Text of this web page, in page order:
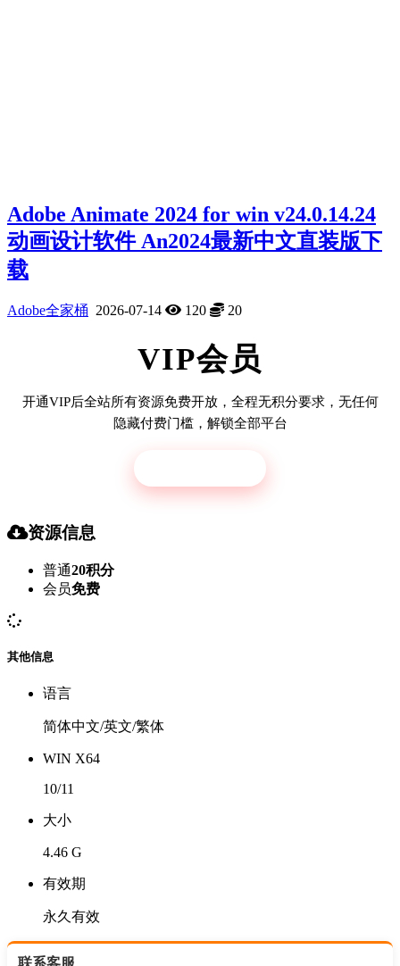
Adobe Animate 2024 for win v24.0.14.24
动画设计软件 An2024最新中文直装版下
载
Adobe全家桶 2026-07-14 120 20
VIP会员
开通VIP后全站所有资源免费开放，全程无积分要求，无任何
隐藏付费门槛，解锁全部平台
资源信息
普通20积分
会员免费
其他信息
语言
简体中文/英文/繁体
WIN X64
10/11
大小
4.46 G
有效期
永久有效
联系客服